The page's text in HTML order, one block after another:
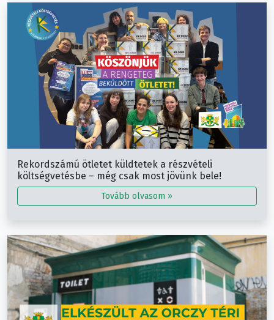
Rekordszámú ötletet küldtetek a részvételi
költségvetésbe – még csak most jövünk bele!
Tovább olvasom »